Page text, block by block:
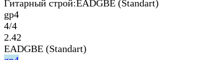
Гитарный строй:EADGBE (Standart)
gp4
4/4
2.42
EADGBE (Standart)